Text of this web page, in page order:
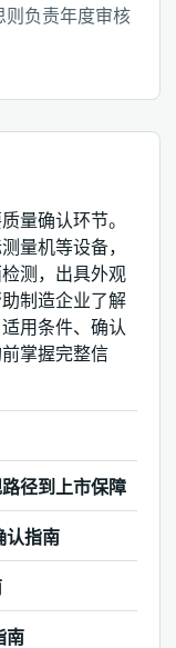
则负责年度审核
量确认环节。
量机等设备，
测，出具外观
制造企业了解
用条件、确认
掌握完整信
径到上市保障
认指南
南